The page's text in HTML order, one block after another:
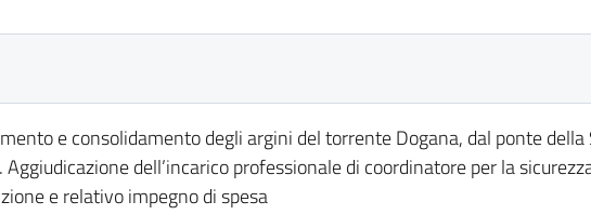
e consolidamento degli argini del torrente Dogana, dal ponte della
dell’incarico professionale di coordinatore per la
e relativo impegno di spesa